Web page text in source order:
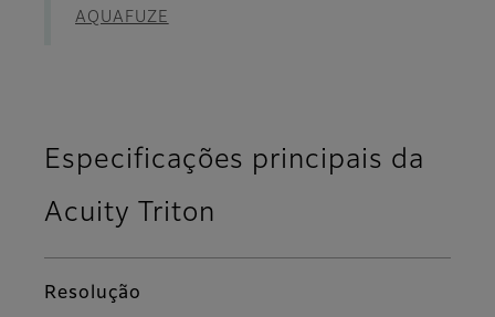
AQUAFUZE
Especificações principais da
Acuity Triton
Resolução